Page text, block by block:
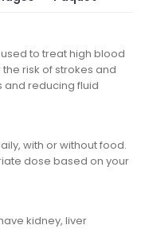
to treat high blood
risk of strokes and
and reducing fluid
with or without food.
dose based on your
kidney, liver